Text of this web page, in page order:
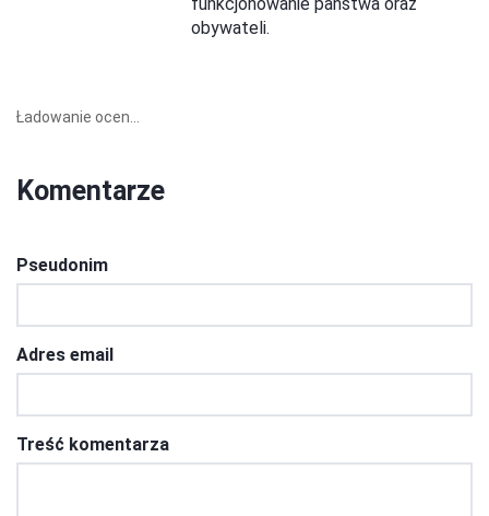
obywateli.
Ładowanie ocen...
Komentarze
Pseudonim
Adres email
Treść komentarza